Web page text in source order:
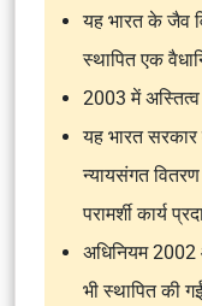
यह भारत के जैव
स्थापित एक
2003 में
यह भारत
न्यायसंगत
परामर्शी कार्य
अधिनियम
भी स्थापित की